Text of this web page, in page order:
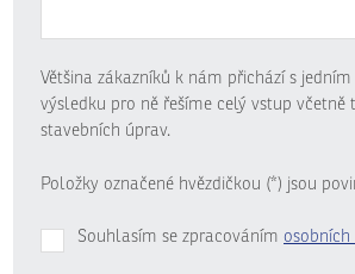
Většina zákazníků k nám přichází s
výsledku pro ně řešíme celý vstup včetně
stavebních úprav.
Položky označené hvězdičkou (*) jsou
Souhlasím se zpracováním osobních